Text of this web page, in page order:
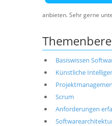
anbieten. Sehr gerne
Basiswissen
Künstliche
Scrum
Anforderungen